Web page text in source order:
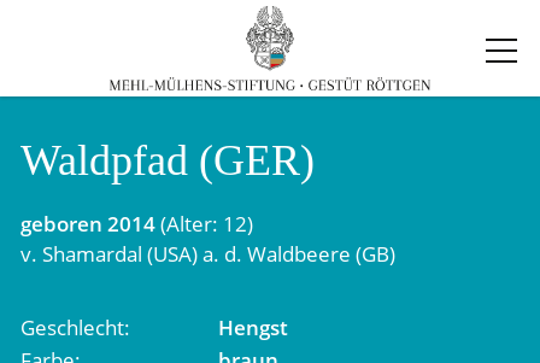
Waldpfad (GER)
geboren 2014(Alter: 12)
v. Shamardal (USA)a. d. Waldbeere (GB)
Geschlecht
Hengst